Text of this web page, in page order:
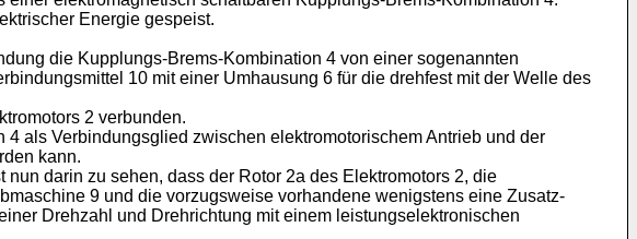
Energie gespeist.
die Kupplungs-Brems-Kombination 4 von einer sogenannten
10 mit einer Umhausung 6 für die drehfest mit der Welle des
2 verbunden.
als Verbindungsglied zwischen elektromotorischem Antrieb und der
kann.
darin zu sehen, dass der Rotor 2a des Elektromotors 2, die
9 und die vorzugsweise vorhandene wenigstens eine Zusatz-
Drehzahl und Drehrichtung mit einem leistungselektronischen